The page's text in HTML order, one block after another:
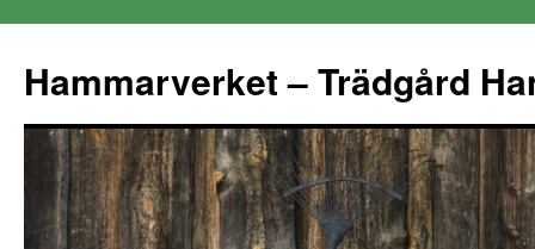
Hammarverket – Trädgård